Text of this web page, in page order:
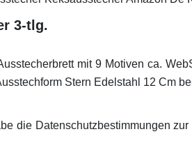
3-tlg.
mit 9 Motiven ca.
Stern Edelstahl 12 Cm
die Datenschutzbestimmungen